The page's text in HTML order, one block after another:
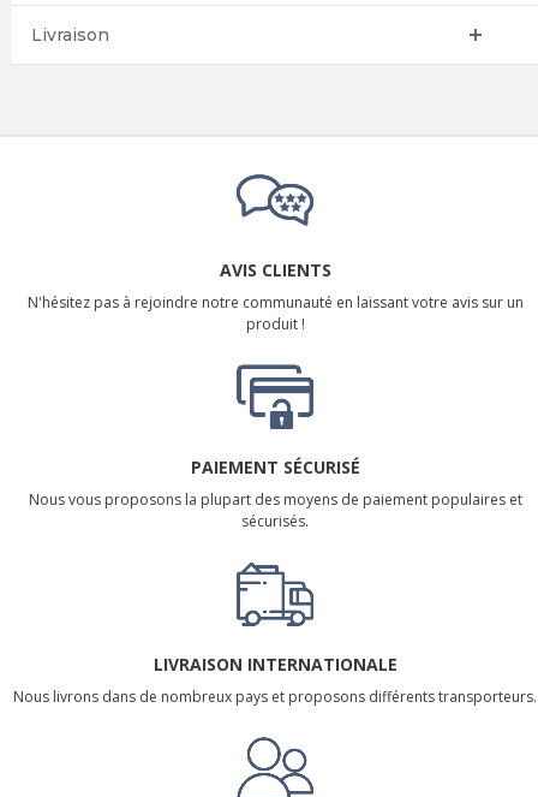
Livraison
AVIS CLIENTS
N'hésitez pas à rejoindre notre communauté en laissant votre avis sur un
produit !
PAIEMENT SÉCURISÉ
Nous vous proposons la plupart des moyens de paiement populaires et
sécurisés.
LIVRAISON INTERNATIONALE
Nous livrons dans de nombreux pays et proposons différents transporteurs.